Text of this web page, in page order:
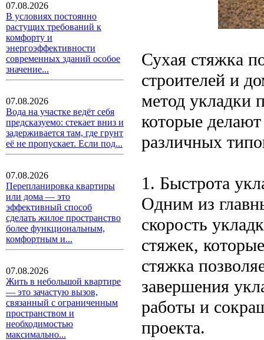
07.08.2026
В условиях постоянно
растущих требований к
комфорту и
энергоэффективности
современных зданий особое
значение...
07.08.2026
Вода на участке ведёт себя
предсказуемо: стекает вниз и
задерживается там, где грунт
её не пропускает. Если под...
07.08.2026
Перепланировка квартиры
или дома — это
эффективный способ
сделать жилое пространство
более функциональным,
комфортным и...
07.08.2026
Жить в небольшой квартире
— это зачастую вызов,
связанный с ограниченным
пространством и
необходимостью
максимально...
Сухая стяжка
строителей и
метод укладки
которые
различных
1. Быстрота
Одним из
скорость
стяжек,
стяжка
завершения
работы и
проекта.